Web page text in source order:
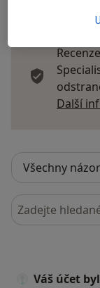
Další
Hledejte v
Váš účet